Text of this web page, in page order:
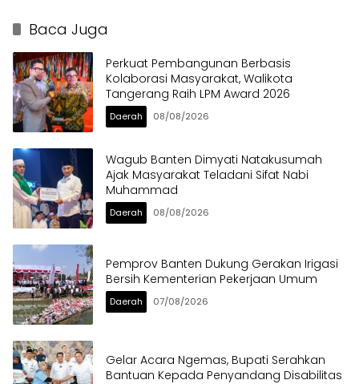
Baca Juga
Perkuat Pembangunan Berbasis
Kolaborasi Masyarakat, Walikota
Tangerang Raih LPM Award 2026
Daerah 08/08/2026
Wagub Banten Dimyati Natakusumah
Ajak Masyarakat Teladani Sifat Nabi
Muhammad
Daerah 08/08/2026
Pemprov Banten Dukung Gerakan Irigasi
Bersih Kementerian Pekerjaan Umum
Daerah 07/08/2026
Gelar Acara Ngemas, Bupati Serahkan
Bantuan Kepada Penyandang Disabilitas